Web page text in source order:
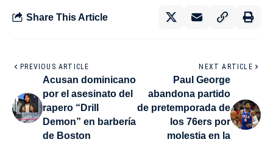
Share This Article
PREVIOUS ARTICLE
Acusan dominicano
por el asesinato del
rapero “Drill
Demon” en barbería
de Boston
NEXT ARTICLE
Paul George
abandona partido
de pretemporada de
los 76ers por
molestia en la